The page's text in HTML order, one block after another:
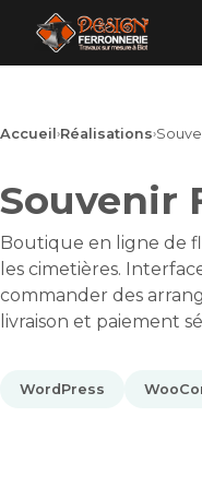
Accueil ›Réalisations›
Souvenir
Boutique en ligne de
les cimetières.
commander des
livraison et paiement
WordPress